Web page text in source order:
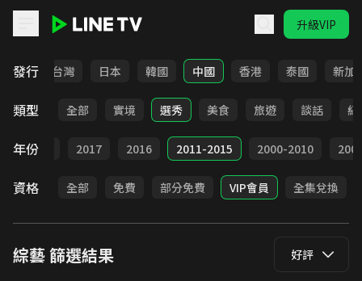
升級VIP
發行
全部 台灣 日本 韓國 中國 香港 泰國 新加
類型 全部 實境 選秀 美食 旅遊 談話 紀
年份
2018 2017 2016 2011-2015 2000-2010
資格 全部 免費 部分免費 VIP會員 全集兌換
綜藝篩選結果 好評